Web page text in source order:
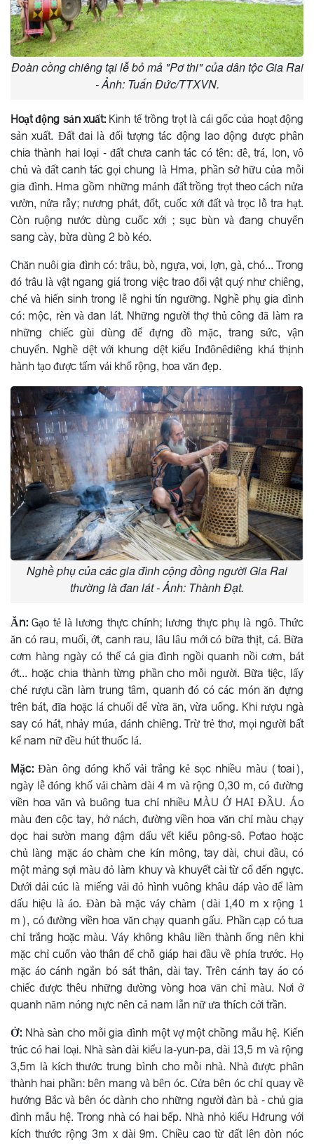
Đoàn cồng chiêng tại lễ bỏ mả "Pơ thi" của dân tộc Gia Rai
- Ảnh: Tuấn Đức/TTXVN.
Hoạt động sản xuất:Kinh tế trồng trọt là cái gốc của hoạt động
sản xuất. Ðất đai là đối tượng tác động lao động được phân
chia thành hai loại - đất chưa canh tác có tên: đê, trá, lon, vô
chủ và đất canh tác gọi chung là Hma, phần sở hữu của mỗi
gia đình. Hma gồm những mảnh đất trồng trọt theo cách nửa
vườn, nửa rẫy; nương phát, đốt, cuốc xới đất và trọc lỗ tra hạt.
Còn ruộng nước dùng cuốc xới ; sục bùn và đang chuyển
sang cày, bừa dùng 2 bò kéo.
Chăn nuôi gia đình có: trâu, bò, ngựa, voi, lợn, gà, chó... Trong
đó trâu là vật ngang giá trong việc trao đổi vật quý như chiêng,
ché và hiến sinh trong lễ nghi tín ngưỡng. Nghề phụ gia đình
có: mộc, rèn và đan lát. Những người thợ thủ công đã làm ra
những chiếc gùi dùng để đựng đồ mặc, trang sức, vận
chuyển. Nghề dệt với khung dệt kiểu Inđônêdiêng khá thịnh
hành tạo được tấm vải khổ rộng, hoa văn đẹp.
Nghề phụ của các gia đình cộng đồng người Gia Rai
thường là đan lát - Ảnh: Thành Đạt.
Ăn:Gạo tẻ là lương thực chính; lương thực phụ là ngô. Thức
ăn có rau, muối, ớt, canh rau, lâu lâu mới có bữa thịt, cá. Bữa
cơm hàng ngày có thể cả gia đình ngồi quanh nồi cơm, bát
ớt... hoặc chia thành từng phần cho mỗi người. Bữa tiệc, lấy
ché rượu cần làm trung tâm, quanh đó có các món ăn đựng
trên bát, đĩa hoặc lá chuối để vừa ăn, vừa uống. Khi rượu ngà
say có hát, nhảy múa, đánh chiêng. Trừ trẻ thơ, mọi người bất
kể nam nữ đều hút thuốc lá.
Mặc: Ðàn ông đóng khố vải trắng kẻ sọc nhiều màu (toai),
ngày lễ đóng khố vải chàm dài 4 m và rộng 0,30 m, có đường
viền hoa văn và buông tua chỉ nhiều MÀU Ở HAI ÐẦU. Áo
màu đen cộc tay, hở nách, đường viền hoa văn chỉ màu chạy
dọc hai sườn mang đậm dấu vết kiểu pông-sô. Pơtao hoặc
chủ làng mặc áo chàm che kín mông, tay dài, chui đầu, có
một mảng sợi màu đỏ làm khuy và khuyết cài từ cổ đến ngực.
Dưới dải cúc là miếng vải đỏ hình vuông khâu đáp vào để làm
dấu hiệu là áo. Ðàn bà mặc váy chàm (dài 1,40 m x rộng 1
m), có đường viền hoa văn chạy quanh gấu. Phần cạp có tua
chỉ trắng hoặc màu. Váy không khâu liền thành ống nên khi
mặc chỉ cuốn vào thân để chỗ giáp hai đầu về phía trước. Họ
mặc áo cánh ngắn bó sát thân, dài tay. Trên cánh tay áo có
chiếc được thêu những đường vòng hoa văn chỉ màu. Nơi ở
quanh năm nóng nực nên cả nam lẫn nữ ưa thích cởi trần.
Ở: Nhà sàn cho mỗi gia đình một vợ một chồng mẫu hệ. Kiến
trúc có hai loại. Nhà sàn dài kiểu la-yun-pa, dài 13,5 m và rộng
3,5m là kích thước trung bình cho mỗi nhà. Nhà được phân
thành hai phần: bên mang và bên óc. Cửa bên óc chỉ quay về
hướng Bắc và bên óc dành cho những người đàn bà - chủ gia
đình mẫu hệ. Trong nhà có hai bếp. Nhà nhỏ kiểu Hđrung với
kích thước rộng 3m x dài 9m. Chiều cao từ đất lên đòn nóc